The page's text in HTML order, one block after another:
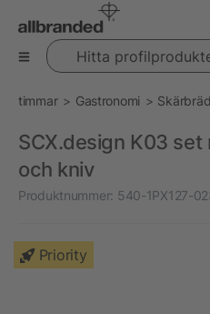
Hitta profilprodukter
timmar Gastronomi
SCX.design K03
och kniv
Produktnummer: 540-1PX127-
Priority